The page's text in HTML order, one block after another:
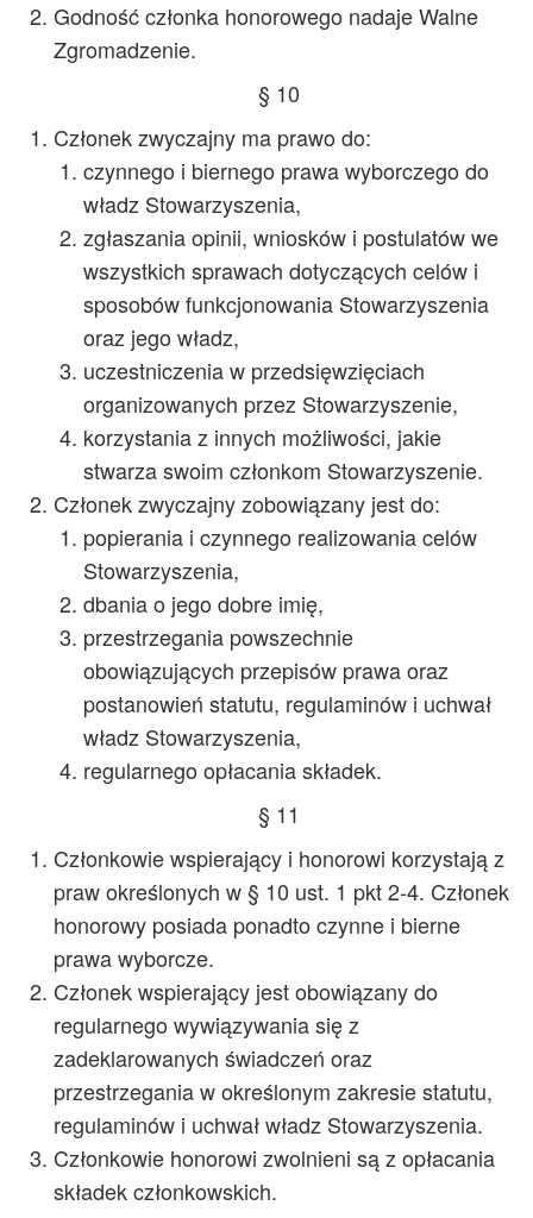
Godność członka honorowego nadaje Walne
Zgromadzenie.
§ 10
Członek zwyczajny ma prawo do:
czynnego i biernego prawa wyborczego do
władz Stowarzyszenia,
zgłaszania opinii, wniosków i postulatów we
wszystkich sprawach dotyczących celów i
sposobów funkcjonowania Stowarzyszenia
oraz jego władz,
uczestniczenia w przedsięwzięciach
organizowanych przez Stowarzyszenie,
korzystania z innych możliwości, jakie
stwarza swoim członkom Stowarzyszenie.
Członek zwyczajny zobowiązany jest do:
popierania i czynnego realizowania celów
Stowarzyszenia,
dbania o jego dobre imię,
przestrzegania powszechnie
obowiązujących przepisów prawa oraz
postanowień statutu, regulaminów i uchwał
władz Stowarzyszenia,
regularnego opłacania składek.
§ 11
Członkowie wspierający i honorowi korzystają z
praw określonych w § 10 ust. 1 pkt 2-4. Członek
honorowy posiada ponadto czynne i bierne
prawa wyborcze.
Członek wspierający jest obowiązany do
regularnego wywiązywania się z
zadeklarowanych świadczeń oraz
przestrzegania w określonym zakresie statutu,
regulaminów i uchwał władz Stowarzyszenia.
Członkowie honorowi zwolnieni są z opłacania
składek członkowskich.